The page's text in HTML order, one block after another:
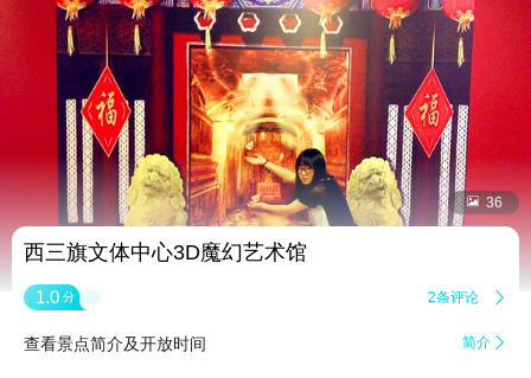
 36
西三旗文体中心3D魔幻艺术馆
1.0 分 2条评论 
查看景点简介及开放时间 简介 